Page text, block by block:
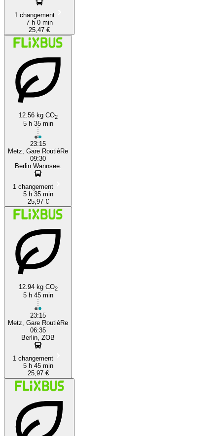
1 changement
7 h 0 min
25,47 €
12.56 kg CO2
5 h 35 min
23:15
Metz, Gare RoutièRe
09:30
Berlin Wannsee.
1 changement
5 h 35 min
25,97 €
12.94 kg CO2
5 h 45 min
23:15
Metz, Gare RoutièRe
06:35
Berlin, ZOB
1 changement
5 h 45 min
25,97 €